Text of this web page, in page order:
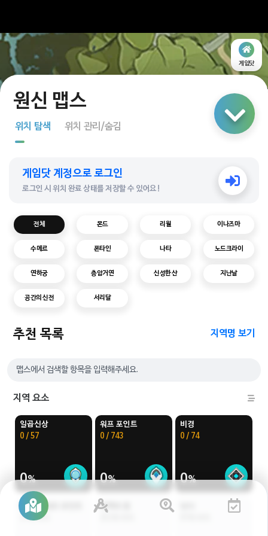
게임닷
링크 공유
다중 선택
위치 탐색 위치 관리/숨김
게임닷 계정으로 로그인
로그인 시 위치 완료 상태를 저장할 수 있어요!
전체 몬드 리월 이나즈마
수메르 폰타인 나타 노드크라이
연하궁 층암거연 신성한 산 지난날
공간의 신전 서리달
추천 목록 지역명 보기
지역 요소
일곱신상
0 / 57
0
워프 포인트
0 / 743
0
비경
0 / 74
0
파도 배 워프 포인트
37개 위치
지맥의 꽃